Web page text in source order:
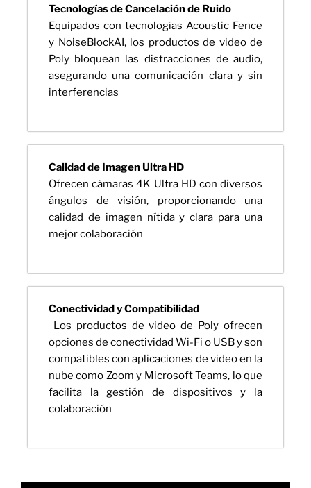
Tecnologías de Cancelación de Ruido
Equipados con tecnologías Acoustic Fence
y NoiseBlockAI, los productos de video de
Poly bloquean las distracciones de audio,
asegurando una comunicación clara y sin
interferencias
Calidad de Imagen Ultra HD
Ofrecen cámaras 4K Ultra HD con diversos
ángulos de visión, proporcionando una
calidad de imagen nítida y clara para una
mejor colaboración
Conectividad y Compatibilidad
Los productos de video de Poly ofrecen
opciones de conectividad Wi-Fi o USB y son
compatibles con aplicaciones de video en la
nube como Zoom y Microsoft Teams, lo que
facilita la gestión de dispositivos y la
colaboración